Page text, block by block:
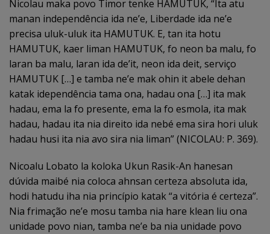
Nicolau maka povo Timor tenke HAMUTUK, “Ita atu
manan independência ida ne’e, Liberdade ida ne’e
precisa uluk-uluk ita HAMUTUK. E, tan ita hotu
HAMUTUK, kaer liman HAMUTUK, fo neon ba malu, fo
laran ba malu, laran ida de’it, neon ida deit, serviço
HAMUTUK […] e tamba ne’e mak ohin it abele dehan
katak idependência tama ona, hadau ona […] ita mak
hadau, ema la fo presente, ema la fo esmola, ita mak
hadau, hadau ita nia direito ida nebé ema sira hori uluk
hadau husi ita nia avo sira nia liman” (NICOLAU: P. 369).
Nicoalu Lobato la koloka Ukun Rasik-An hanesan
dúvida maibé nia coloca ahnsan certeza absoluta ida,
hodi hatudu iha nia princípio katak “a vitória é certeza”.
Nia frimação ne’e mosu tamba nia hare klean liu ona
unidade povo nian, tamba ne’e ba nia unidade povo